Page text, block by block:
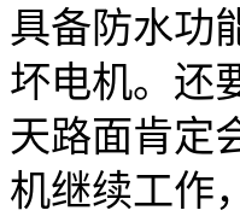
具备防水功
坏电机。还
天路面肯定
机继续工作